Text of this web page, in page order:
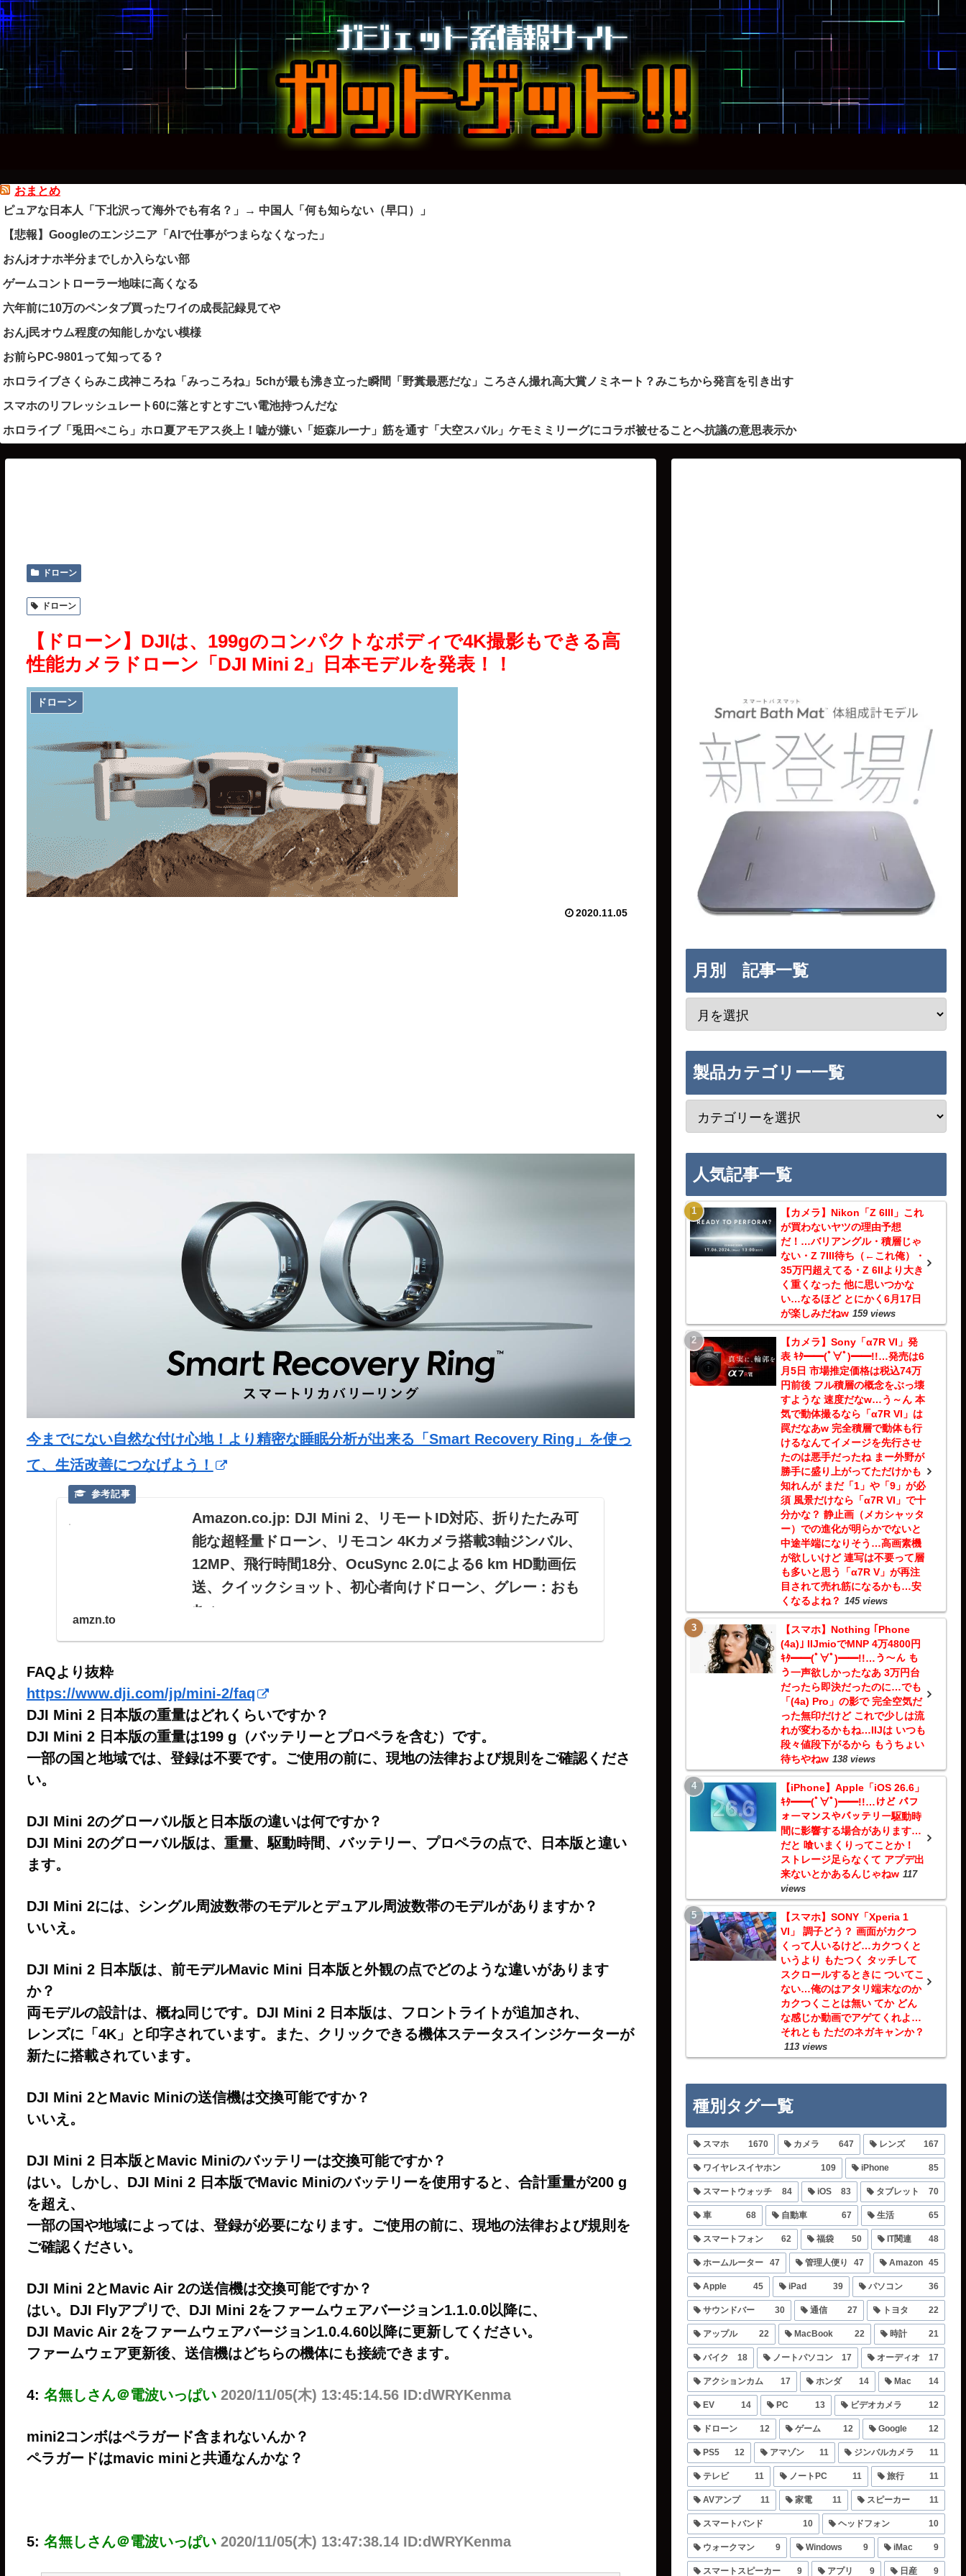
おまとめ
ピュアな日本人「下北沢って海外でも有名？」→ 中国人「何も知らない（早口）」
【悲報】Googleのエンジニア「AIで仕事がつまらなくなった」
おんjオナホ半分までしか入らない部
ゲームコントローラー地味に高くなる
六年前に10万のペンタブ買ったワイの成長記録見てや
おんj民オウム程度の知能しかない模様
お前らPC-9801って知ってる？
ホロライブさくらみこ戌神ころね「みっころね」5chが最も沸き立った瞬間「野糞最悪だな」ころさん撮れ高大賞ノミネート？みこちから発言を引き出す
スマホのリフレッシュレート60に落とすとすごい電池持つんだな
ホロライブ「兎田ぺこら」ホロ夏アモアス炎上！嘘が嫌い「姫森ルーナ」筋を通す「大空スバル」ケモミミリーグにコラボ被せることへ抗議の意思表示か
ドローン
ドローン
【ドローン】DJIは、199gのコンパクトなボディで4K撮影もできる高
性能カメラドローン「DJI Mini 2」日本モデルを発表！！
ドローン
2020.11.05
今までにない自然な付け心地！より精密な睡眠分析が出来る「Smart Recovery Ring」を使っ
て、生活改善につなげよう！
Amazon.co.jp: DJI Mini 2、リモートID対応、折りたたみ可
能な超軽量ドローン、リモコン 4Kカメラ搭載3軸ジンバル、
12MP、飛行時間18分、OcuSync 2.0による6 km HD動画伝
送、クイックショット、初心者向けドローン、グレー : おも
ちゃ
ー : おもちゃ
amzn.to
FAQより抜粋
https://www.dji.com/jp/mini-2/faq
DJI Mini 2 日本版の重量はどれくらいですか？
DJI Mini 2 日本版の重量は199 g（バッテリーとプロペラを含む）です。
一部の国と地域では、登録は不要です。ご使用の前に、現地の法律および規則をご確認くださ
い。
DJI Mini 2のグローバル版と日本版の違いは何ですか？
DJI Mini 2のグローバル版は、重量、駆動時間、バッテリー、プロペラの点で、日本版と違い
ます。
DJI Mini 2には、シングル周波数帯のモデルとデュアル周波数帯のモデルがありますか？
いいえ。
DJI Mini 2 日本版は、前モデルMavic Mini 日本版と外観の点でどのような違いがあります
か？
両モデルの設計は、概ね同じです。DJI Mini 2 日本版は、フロントライトが追加され、
レンズに「4K」と印字されています。また、クリックできる機体ステータスインジケーターが
新たに搭載されています。
DJI Mini 2とMavic Miniの送信機は交換可能ですか？
いいえ。
DJI Mini 2 日本版とMavic Miniのバッテリーは交換可能ですか？
はい。しかし、DJI Mini 2 日本版でMavic Miniのバッテリーを使用すると、合計重量が200 g
を超え、
一部の国や地域によっては、登録が必要になります。ご使用の前に、現地の法律および規則を
ご確認ください。
DJI Mini 2とMavic Air 2の送信機は交換可能ですか？
はい。DJI Flyアプリで、DJI Mini 2をファームウェアバージョン1.1.0.0以降に、
DJI Mavic Air 2をファームウェアバージョン1.0.4.60以降に更新してください。
ファームウェア更新後、送信機はどちらの機体にも接続できます。
4: 名無しさん＠電波いっぱい 2020/11/05(木) 13:45:14.56 ID:dWRYKenma
mini2コンボはペラガード含まれないんか？
ペラガードはmavic miniと共通なんかな？
5: 名無しさん＠電波いっぱい 2020/11/05(木) 13:47:38.14 ID:dWRYKenma
月別 記事一覧
製品カテゴリー一覧
人気記事一覧
【カメラ】Nikon「Z 6III」これ
が買わないヤツの理由予想
だ！…バリアングル・積層じゃ
ない・Z 7III待ち（←これ俺）・
35万円超えてる・Z 6IIより大き
く重くなった 他に思いつかな
い…なるほど とにかく6月17日
が楽しみだねw 159 views
【カメラ】Sony「α7R VI」発
表 ｷﾀ━━(ﾟ∀ﾟ)━━!!…発売は6
月5日 市場推定価格は税込74万
円前後 フル積層の概念をぶっ壊
すような 速度だなw…う～ん 本
気で動体撮るなら「α7R VI」は
罠だなあw 完全積層で動体も行
けるなんてイメージを先行させ
たのは悪手だったね まー外野が
勝手に盛り上がってただけかも
知れんが まだ「1」や「9」が必
須 風景だけなら「α7R VI」で十
分かな？ 静止画（メカシャッタ
ー）での進化が明らかでないと
中途半端になりそう…高画素機
が欲しいけど 連写は不要って層
も多いと思う「α7R V」が再注
目されて売れ筋になるかも…安
くなるよね？ 145 views
【スマホ】Nothing ｢Phone
(4a)｣ IIJmioでMNP 4万4800円
ｷﾀ━━(ﾟ∀ﾟ)━━!!…う～ん も
う一声欲しかったなあ 3万円台
だったら即決だったのに…でも
「(4a) Pro」の影で 完全空気だ
った無印だけど これで少しは流
れが変わるかもね…IIJは いつも
段々値段下がるから もうちょい
待ちやねw 138 views
【iPhone】Apple「iOS 26.6」
ｷﾀ━━(ﾟ∀ﾟ)━━!!…けど パフ
ォーマンスやバッテリー駆動時
間に影響する場合があります…
だと 喰いまくりってことか！
ストレージ足らなくて アプデ出
来ないとかあるんじゃねw 117
views
【スマホ】SONY「Xperia 1
VI」 調子どう？ 画面がカクつ
くって人いるけど…カクつくと
いうより もたつく タッチして
スクロールするときに ついてこ
ない…俺のはアタリ端末なのか
カクつくことは無い てか どん
な感じか動画でアゲてくれよ…
それとも ただのネガキャンか？
113 views
種別タグ一覧
スマホ 1670 カメラ 647 レンズ 167
ワイヤレスイヤホン 109 iPhone 85
スマートウォッチ 84 iOS 83 タブレット 70
車 68 自動車 67 生活 65
スマートフォン 62 福袋 50 IT関連 48
ホームルーター 47 管理人便り 47 Amazon 45
Apple 45 iPad 39 パソコン 36
サウンドバー 30 通信 27 トヨタ 22
アップル 22 MacBook 22 時計 21
バイク 18 ノートパソコン 17 オーディオ 17
アクションカム 17 ホンダ 14 Mac 14
EV 14 PC 13 ビデオカメラ 12
ドローン 12 ゲーム 12 Google 12
PS5 12 アマゾン 11 ジンバルカメラ 11
テレビ 11 ノートPC 11 旅行 11
AVアンプ 11 家電 11 スピーカー 11
スマートバンド 10 ヘッドフォン 10
ウォークマン 9 Windows 9 iMac 9
スマートスピーカー 9 アプリ 9 日産 9